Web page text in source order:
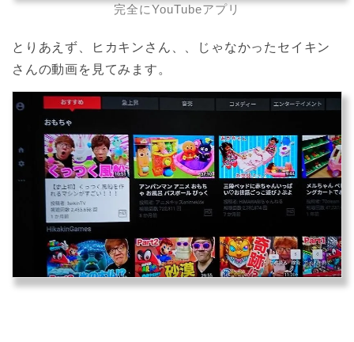
完全にYouTubeアプリ
とりあえず、ヒカキンさん、、じゃなかったセイキン
さんの動画を見てみます。